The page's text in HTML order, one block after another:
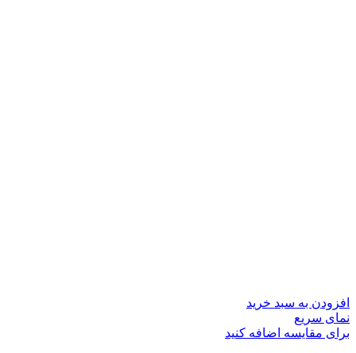
افزودن به سبد خرید
نمای سریع
برای مقایسه اضافه کنید